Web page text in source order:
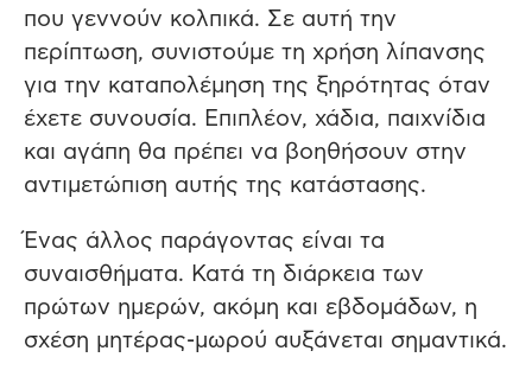
που γεννούν κολπικά. Σε αυτή την
περίπτωση, συνιστούμε τη χρήση λίπανσης
για την καταπολέμηση της ξηρότητας όταν
έχετε συνουσία. Επιπλέον, χάδια, παιχνίδια
και αγάπη θα πρέπει να βοηθήσουν στην
αντιμετώπιση αυτής της κατάστασης.
Ένας άλλος παράγοντας είναι τα
συναισθήματα. Κατά τη διάρκεια των
πρώτων ημερών, ακόμη και εβδομάδων, η
σχέση μητέρας-μωρού αυξάνεται σημαντικά.